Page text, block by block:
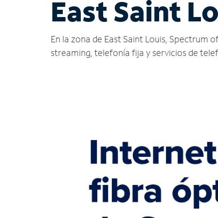
East Saint
En la zona de East Saint Louis, Spectrum
streaming, telefonía fija y servicios de